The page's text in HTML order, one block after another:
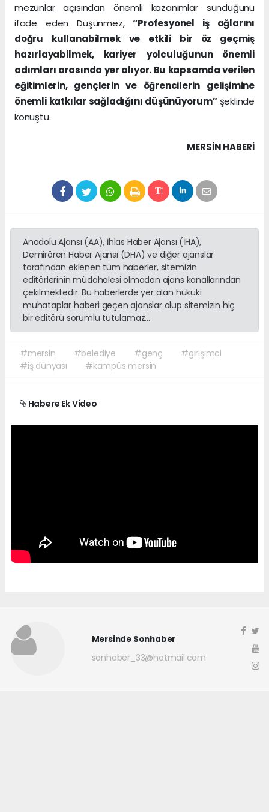
mezunlar açısından önemli kazanımlar sunduğunu
ifade eden Düşünmez,“Profesyonel iş ağlarını
doğru kullanabilmek ve etkili bir öz geçmiş
hazırlayabilmek, kariyer yolculuğunun önemli
adımları arasında yer alıyor. Bu kapsamda verilen
eğitimlerin, gençlerin ve öğrencilerin gelişimine
önemli katkılar sağladığını düşünüyorum” şeklinde
konuştu.
MERSIN HABERİ
Anadolu Ajansı (AA), İhlas Haber Ajansı (İHA),
Demirören Haber Ajansı (DHA) ve diğer ajanslar
tarafından eklenen tüm haberler, sitemizin
editörlerinin müdahalesi olmadan ajans kanallarından
çekilmektedir. Bu haberlerde yer alan hukuki
muhataplar haberi geçen ajanslar olup sitemizin hiç
bir editörü sorumlu tutulamaz...
#mersin #belediye #genç
#girişimci
#iş dünyası
#kampüs mersin
Habere Ek Video
Mersinde Sonhaber
sonhaber_33@hotmail.com